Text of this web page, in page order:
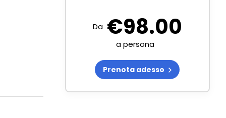
Da €98.00
a persona
Prenota adesso